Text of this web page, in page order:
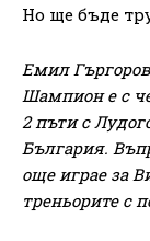
Но ще бъде
Емил
Шампион е с
2 пъти с
България.
още играе за
треньорите с